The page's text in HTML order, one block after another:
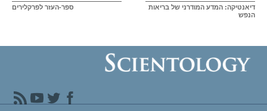
דיאנטיקה: המדע המודרני של בריאות
הנפש
ספר-העזר לפרקלירים